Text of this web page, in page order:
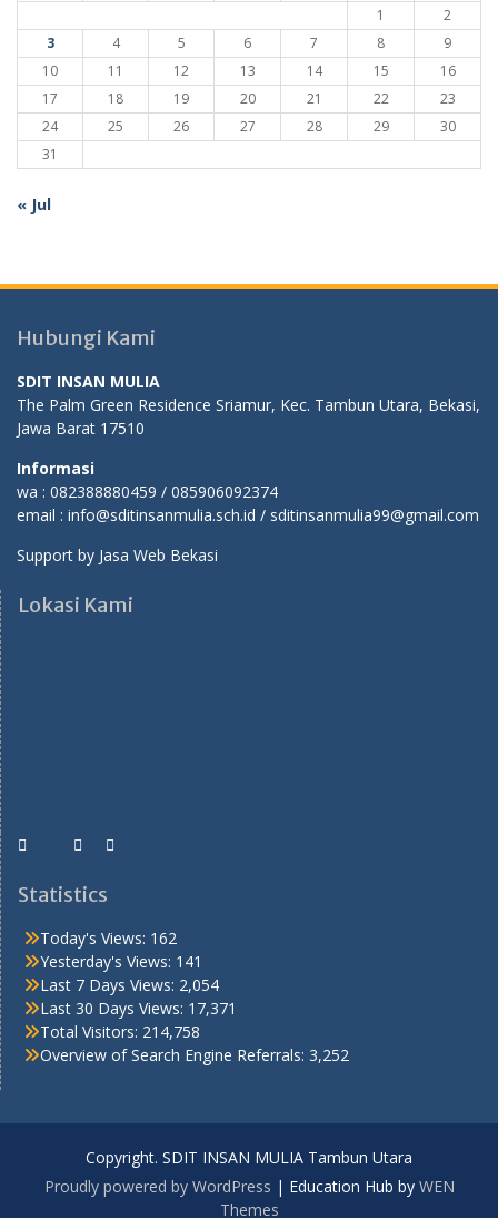
1
2
3
4 5 6 7 8
9
10
11 12 13 14 15
16
17
18 19 20 21 22
23
24
25 26 27 28 29
30
31
« Jul
Hubungi Kami
SDIT INSAN MULIA
The Palm Green Residence Sriamur, Kec. Tambun Utara, Bekasi,
Jawa Barat 17510
Informasi
wa : 082388880459 / 085906092374
email : info@sditinsanmulia.sch.id / sditinsanmulia99@gmail.com
Support by Jasa Web Bekasi
Lokasi Kami
Statistics
Today's Views: 162
Yesterday's Views: 141
Last 7 Days Views: 2,054
Last 30 Days Views: 17,371
Total Visitors: 214,758
Overview of Search Engine Referrals: 3,252
Copyright. SDIT INSAN MULIA Tambun Utara
Proudly powered by WordPress | Education Hub by WEN
Themes